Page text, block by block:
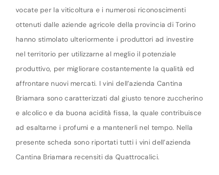
vocate per la viticoltura e i numerosi riconoscimenti
ottenuti dalle aziende agricole della provincia di Torino
hanno stimolato ulteriormente i produttori ad investire
nel territorio per utilizzarne al meglio il potenziale
produttivo, per migliorare costantemente la qualità ed
affrontare nuovi mercati. I vini dell’azienda Cantina
Briamara sono caratterizzati dal giusto tenore zuccherino
e alcolico e da buona acidità fissa, la quale contribuisce
ad esaltarne i profumi e a mantenerli nel tempo. Nella
presente scheda sono riportati tutti i vini dell’azienda
Cantina Briamara recensiti da Quattrocalici.